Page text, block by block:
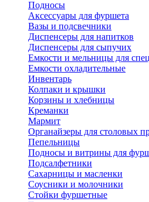
Подносы
Аксессуары для фуршета
Вазы и подсвечники
Диспенсеры для напитков
Диспенсеры для сыпучих
Емкости и мельницы для
Емкости охладительные
Инвентарь
Колпаки и крышки
Корзины и хлебницы
Креманки
Мармит
Органайзеры для столовых
Пепельницы
Подносы и витрины для
Подсалфетники
Сахарницы и масленки
Соусники и молочники
Стойки фуршетные